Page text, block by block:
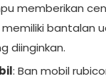
memberikan
memiliki bantalan
diinginkan.
: Ban mobil